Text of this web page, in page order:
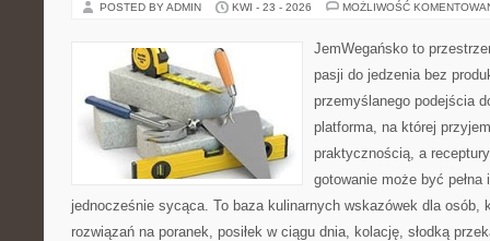
POSTED BY ADMIN KWI - 23 - 2026 MOŻLIWOŚĆ
JemWegańsko to
pasji do jedzenia bez
przemyślanego podejścia
platforma, na której
praktycznością, a
gotowanie może być
jednocześnie sycąca. To baza kulinarnych wskazówek dla osób,
rozwiązań na poranek, posiłek w ciągu dnia, kolację, słodką